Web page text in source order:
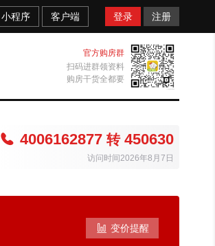
小程序 客户端 登录 注册
官方购房群
扫码进群领资料
购房干货全都要
 4006162877 转450630
访问时间2026年8月7日
 变价提醒